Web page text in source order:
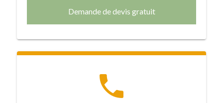
Demande de devis gratuit
phone